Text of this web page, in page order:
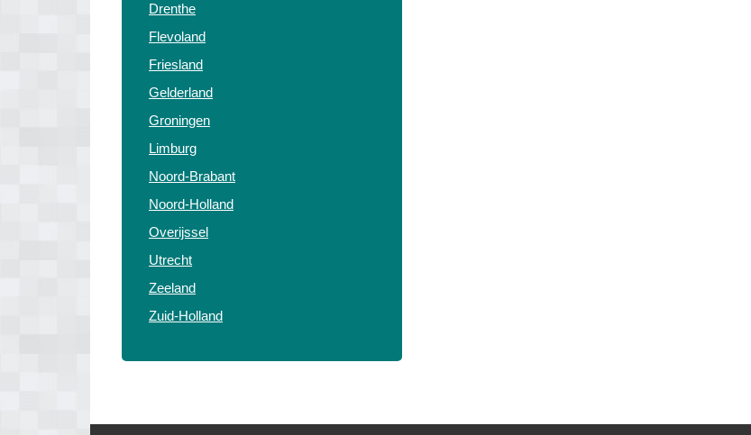
Drenthe
Flevoland
Friesland
Gelderland
Groningen
Limburg
Noord-Brabant
Noord-Holland
Overijssel
Utrecht
Zeeland
Zuid-Holland